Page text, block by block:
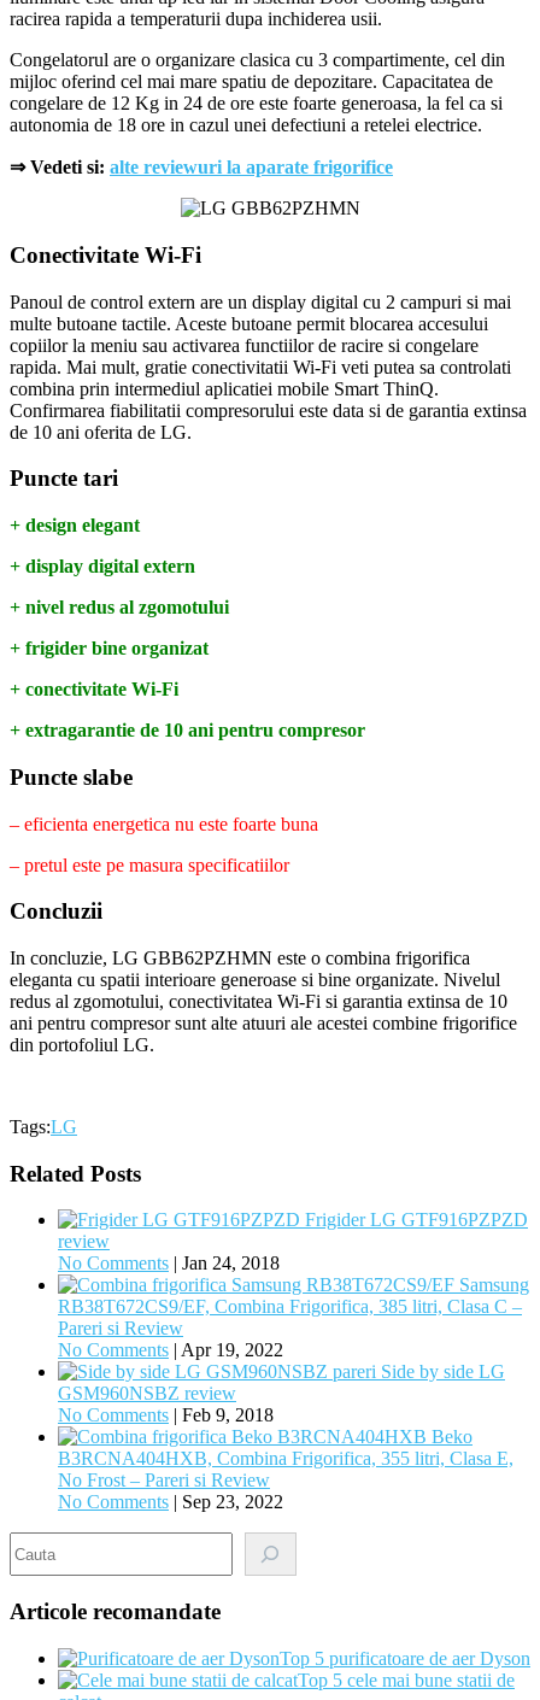
racirea rapida a temperaturii dupa inchiderea usii.
Congelatorul are o organizare clasica cu 3 compartimente, cel din
mijloc oferind cel mai mare spatiu de depozitare. Capacitatea de
congelare de 12 Kg in 24 de ore este foarte generoasa, la fel ca si
autonomia de 18 ore in cazul unei defectiuni a retelei electrice.
⇒ Vedeti si: alte reviewuri la aparate frigorifice
Conectivitate Wi-Fi
Panoul de control extern are un display digital cu 2 campuri si mai
multe butoane tactile. Aceste butoane permit blocarea accesului
copiilor la meniu sau activarea functiilor de racire si congelare
rapida. Mai mult, gratie conectivitatii Wi-Fi veti putea sa controlati
combina prin intermediul aplicatiei mobile Smart ThinQ.
Confirmarea fiabilitatii compresorului este data si de garantia extinsa
de 10 ani oferita de LG.
Puncte tari
+ design elegant
+ display digital extern
+ nivel redus al zgomotului
+ frigider bine organizat
+ conectivitate Wi-Fi
+ extragarantie de 10 ani pentru compresor
Puncte slabe
– eficienta energetica nu este foarte buna
– pretul este pe masura specificatiilor
Concluzii
In concluzie, LG GBB62PZHMN este o combina frigorifica
eleganta cu spatii interioare generoase si bine organizate. Nivelul
redus al zgomotului, conectivitatea Wi-Fi si garantia extinsa de 10
ani pentru compresor sunt alte atuuri ale acestei combine frigorifice
din portofoliul LG.
Tags:LG
Related Posts
Frigider LG GTF916PZPZD
review
No Comments
Jan 24, 2018
Samsung
RB38T672CS9/EF, Combina Frigorifica, 385 litri, Clasa C –
Pareri si Review
No Comments Apr 19, 2022
Side by side LG
GSM960NSBZ review
No Comments
Feb 9, 2018
Beko
B3RCNA404HXB, Combina Frigorifica, 355 litri, Clasa E,
No Frost – Pareri si Review
No Comments
Sep 23, 2022
Articole recomandate
Top 5 purificatoare de aer Dyson
Top 5 cele mai bune statii de